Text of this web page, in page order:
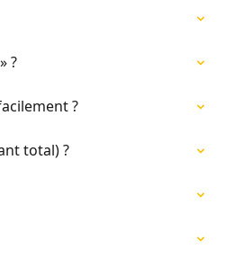
?
?
total) ?